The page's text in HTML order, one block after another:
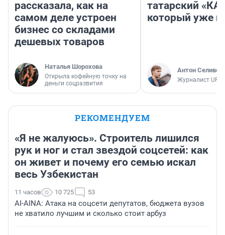
рассказала, как на
самом деле устроен
бизнес со складами
дешевых товаров
Наталья Шорохова
Открыла кофейную точку на
деньги соцразвития
татарский
который уже
Антон
Журналист
РЕКОМЕНДУЕМ
«Я не жалуюсь». Строитель лишился
рук и ног и стал звездой соцсетей: как
он живет и почему его семью искал
весь Узбекистан
11 часов 10 725 53
AI-AINA: Атака на соцсети депутатов, бюджета вузов
не хватило лучшим и сколько стоит арбуз